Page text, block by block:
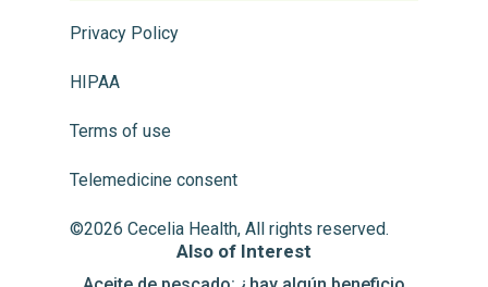
Privacy Policy
HIPAA
Terms of use
Telemedicine consent
©2026 Cecelia Health, All rights reserved.
Also of Interest